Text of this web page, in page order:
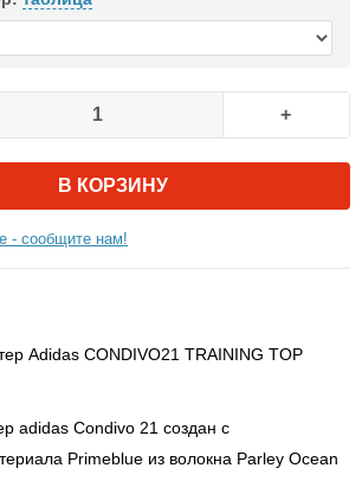
+
В КОРЗИНУ
- сообщите нам!
Adidas CONDIVO21 TRAINING TOP
adidas Condivo 21 создан с
Primeblue из волокна Parley Ocean